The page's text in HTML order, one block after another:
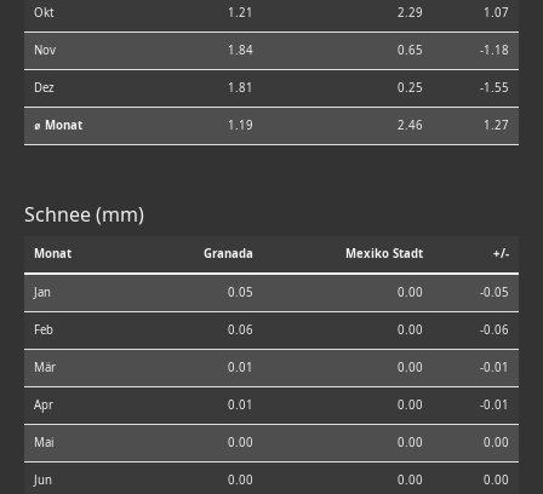
Okt 1.21 2.29 1.07
Nov 1.84 0.65 -1.18
Dez 1.81 0.25 -1.55
⌀ Monat 1.19 2.46 1.27
Schnee (mm)
Monat Granada Mexiko Stadt +/-
Jan 0.05 0.00 -0.05
Feb 0.06 0.00 -0.06
Mär 0.01 0.00 -0.01
Apr 0.01 0.00 -0.01
Mai 0.00 0.00 0.00
Jun 0.00 0.00 0.00